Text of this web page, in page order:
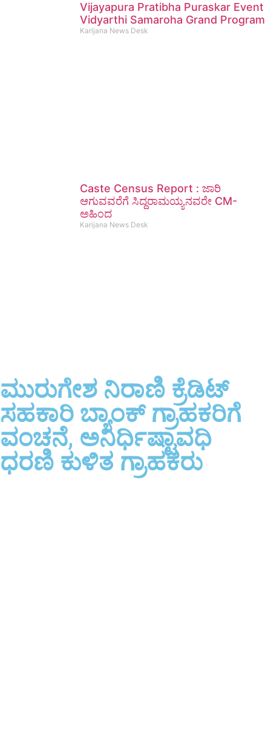
Vijayapura Pratibha Puraskar Event
Vidyarthi Samaroha Grand Program
Karijana News Desk
Caste Census Report : ಜಾರಿ
ಆಗುವವರೆಗೆ ಸಿದ್ದರಾಮಯ್ಯನವರೇ CM-
ಅಹಿಂದ
Karijana News Desk
ಮುರುಗೇಶ ನಿರಾಣಿ ಕ್ರೆಡಿಟ್
ಸಹಕಾರಿ ಬ್ಯಾಂಕ್ ಗ್ರಾಹಕರಿಗೆ
ವಂಚನೆ, ಅನಿರ್ಧಿಷ್ಟಾವಧಿ
ಧರಣಿ ಕುಳಿತ ಗ್ರಾಹಕರು